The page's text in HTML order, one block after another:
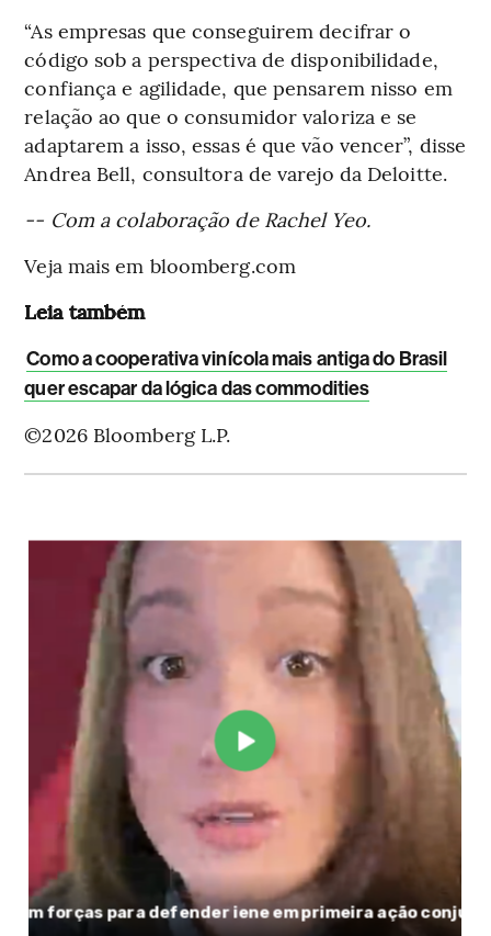
“As empresas que conseguirem decifrar o
código sob a perspectiva de disponibilidade,
confiança e agilidade, que pensarem nisso em
relação ao que o consumidor valoriza e se
adaptarem a isso, essas é que vão vencer”, disse
Andrea Bell, consultora de varejo da Deloitte.
-- Com a colaboração de Rachel Yeo.
Veja mais em bloomberg.com
Leia também
Como a cooperativa vinícola mais antiga do Brasil
quer escapar da lógica das commodities
©2026 Bloomberg L.P.